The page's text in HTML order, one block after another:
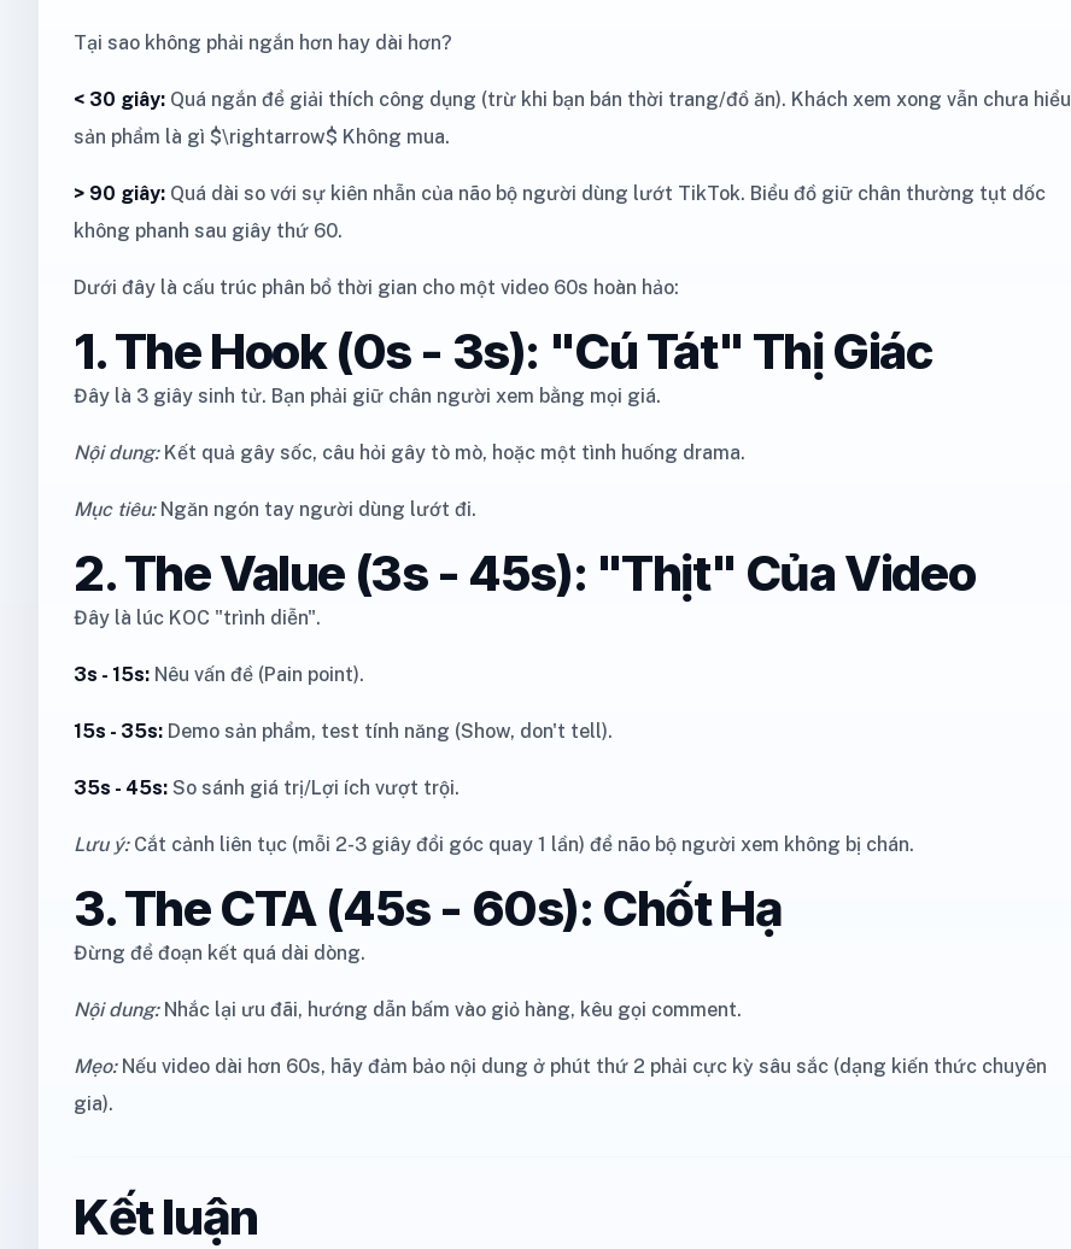
Tại sao không phải ngắn hơn hay dài hơn?
< 30 giây: Quá ngắn để giải thích công dụng (trừ khi bạn bán thời trang/đồ ăn). Khách xem xong vẫn chưa hiểu
sản phẩm là gì $\rightarrow$ Không mua.
> 90 giây: Quá dài so với sự kiên nhẫn của não bộ người dùng lướt TikTok. Biểu đồ giữ chân thường tụt dốc
không phanh sau giây thứ 60.
Dưới đây là cấu trúc phân bổ thời gian cho một video 60s hoàn hảo:
1. The Hook (0s - 3s): "Cú Tát" Thị Giác
Đây là 3 giây sinh tử. Bạn phải giữ chân người xem bằng mọi giá.
Nội dung:Kết quả gây sốc, câu hỏi gây tò mò, hoặc một tình huống drama.
Mục tiêu:Ngăn ngón tay người dùng lướt đi.
2. The Value (3s - 45s): "Thịt" Của Video
Đây là lúc KOC "trình diễn".
3s - 15s: Nêu vấn đề (Pain point).
15s - 35s: Demo sản phẩm, test tính năng (Show, don't tell).
35s - 45s: So sánh giá trị/Lợi ích vượt trội.
Lưu ý:Cắt cảnh liên tục (mỗi 2-3 giây đổi góc quay 1 lần) để não bộ người xem không bị chán.
3. The CTA (45s - 60s): Chốt Hạ
Đừng để đoạn kết quá dài dòng.
Nội dung:Nhắc lại ưu đãi, hướng dẫn bấm vào giỏ hàng, kêu gọi comment.
Mẹo:Nếu video dài hơn 60s, hãy đảm bảo nội dung ở phút thứ 2 phải cực kỳ sâu sắc (dạng kiến thức chuyên
gia).
Kết luận